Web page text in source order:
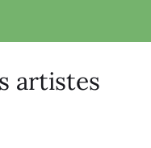
artistes